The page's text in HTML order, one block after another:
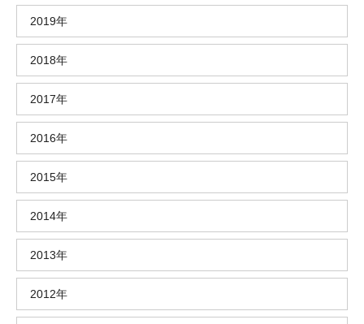
2019年
2018年
2017年
2016年
2015年
2014年
2013年
2012年